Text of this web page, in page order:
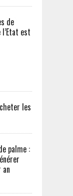
de
est
les
palme :